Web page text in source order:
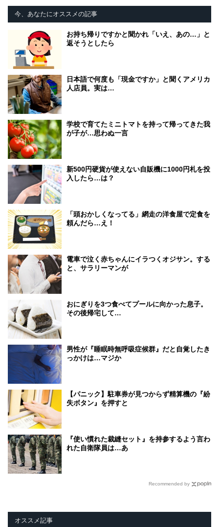
今、あなたにオススメの記事
お持ち帰りですかと聞かれ「いえ、あの…」と
返そうとしたら
日本語で何度も「現金ですか」と聞くアメリカ
人店員。実は…
学校で育てたミニトマトを持って帰ってきた我
が子が…思わぬ一言
新500円硬貨が使えない自販機に1000円札を投
入したら…は？
「頭おかしくなってる」網走の洋食屋で定食を
頼んだら…え！
電車で泣く赤ちゃんにイラつくオジサン。する
と、サラリーマンが
おにぎりを3つ食べてプールに向かった息子。
その後帰宅して…
男性が『睡眠時無呼吸症候群』だと自覚したき
っかけは…マジか
【パニック】駐車券が見つからず精算機の『紛
失ボタン』を押すと
『使い慣れた裁縫セット』を持参するよう言わ
れた自衛隊員は…あ
Recommended by
オススメ記事